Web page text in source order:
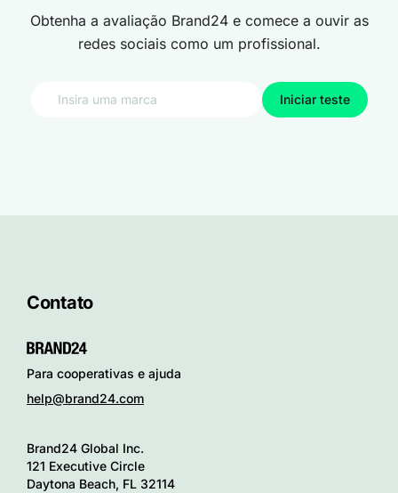
Obtenha a avaliação Brand24 e comece a ouvir as
redes sociais como um profissional.
Iniciar teste
Contato
Para cooperativas e ajuda
help@brand24.com
Brand24 Global Inc.
121 Executive Circle
Daytona Beach, FL 32114